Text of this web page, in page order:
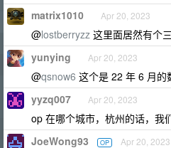
matrix1010 Apr 20, 2023
@lostberryzz 这里面居然有个
yunying Apr 20, 2023
@qsnow6 这个是 22 年 6 月的
yyzq007 Apr 20, 2023
op 在哪个城市，杭州的话，我
JoeWong93 OP Apr 20, 2023